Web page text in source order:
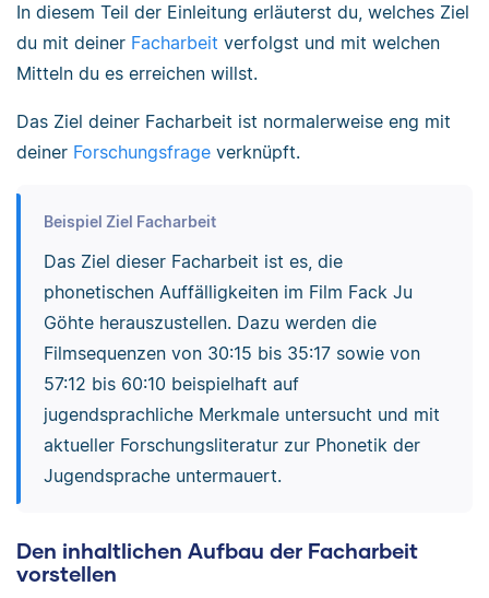
In diesem Teil der Einleitung erläuterst du, welches Ziel
du mit deiner Facharbeit verfolgst und mit welchen
Mitteln du es erreichen willst.
Das Ziel deiner Facharbeit ist normalerweise eng mit
deiner Forschungsfrage verknüpft.
Beispiel Ziel Facharbeit
Das Ziel dieser Facharbeit ist es, die
phonetischen Auffälligkeiten im Film Fack Ju
Göhte herauszustellen. Dazu werden die
Filmsequenzen von 30:15 bis 35:17 sowie von
57:12 bis 60:10 beispielhaft auf
jugendsprachliche Merkmale untersucht und mit
aktueller Forschungsliteratur zur Phonetik der
Jugendsprache untermauert.
Den inhaltlichen Aufbau der Facharbeit
vorstellen